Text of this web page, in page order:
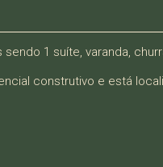
1 suíte, varanda,
construtivo e está